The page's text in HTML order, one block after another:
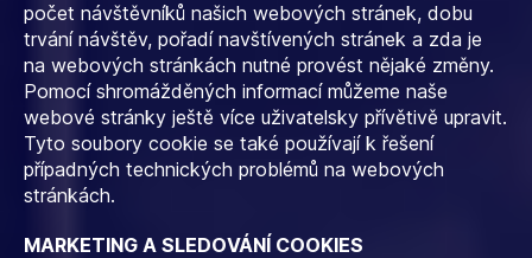
počet návštěvníků našich webových stránek, dobu
trvání návštěv, pořadí navštívených stránek a zda je
na webových stránkách nutné provést nějaké změny.
Pomocí shromážděných informací můžeme naše
webové stránky ještě více uživatelsky přívětivě upravit.
Tyto soubory cookie se také používají k řešení
případných technických problémů na webových
stránkách.
MARKETING A SLEDOVÁNÍ COOKIES